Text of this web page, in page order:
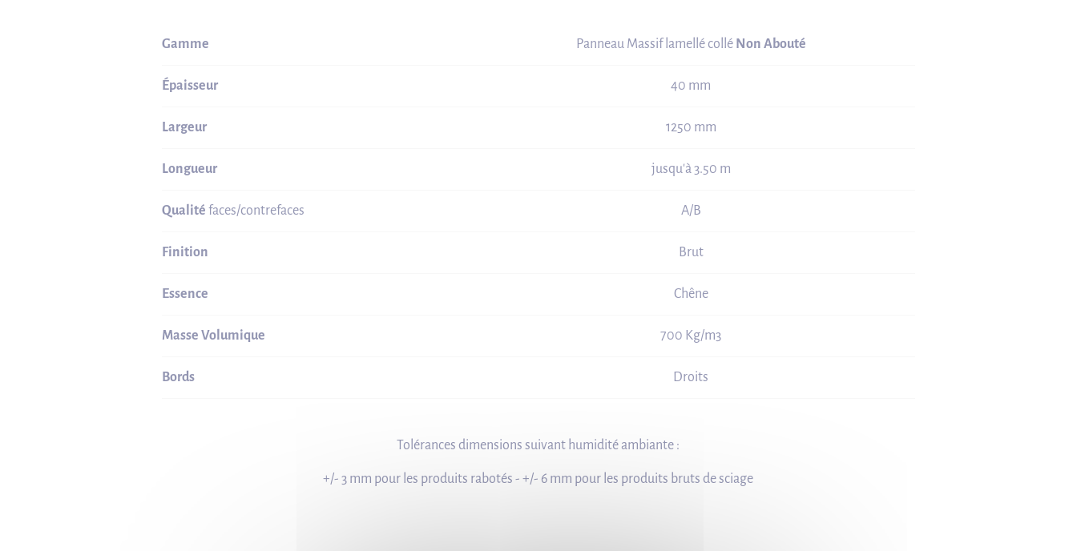
Gamme Panneau Massif lamellé collé Non Abouté
Épaisseur 40 mm
Largeur 1250 mm
Longueur jusqu'à 3.50 m
Qualité faces/contrefaces A/B
Finition Brut
Essence Chêne
Masse Volumique 700 Kg/m3
Bords Droits
Tolérances dimensions suivant humidité ambiante :
+/- 3 mm pour les produits rabotés - +/- 6 mm pour les produits bruts de sciage